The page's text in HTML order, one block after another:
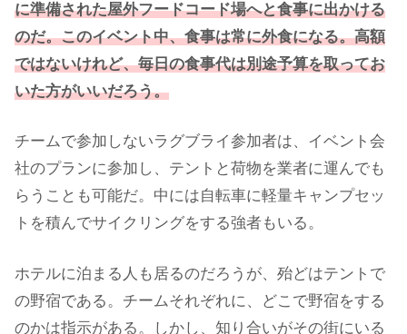
に準備された屋外フードコード場へと食事に出かける
のだ。このイベント中、食事は常に外食になる。高額
ではないけれど、毎日の食事代は別途予算を取ってお
いた方がいいだろう。
チームで参加しないラグブライ参加者は、イベント会
社のプランに参加し、テントと荷物を業者に運んでも
らうことも可能だ。中には自転車に軽量キャンプセッ
トを積んでサイクリングをする強者もいる。
ホテルに泊まる人も居るのだろうが、殆どはテントで
の野宿である。チームそれぞれに、どこで野宿をする
のかは指示がある。しかし、知り合いがその街にいる